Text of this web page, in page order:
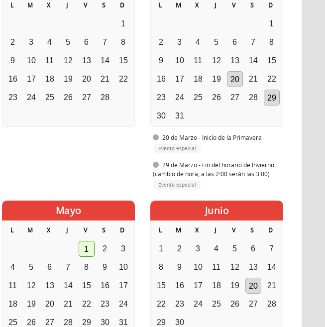
L M X J V S D
1
2 3 4 5 6 7 8
9 10 11 12 13 14 15
16 17 18 19 20 21 22
23 24 25 26 27 28
L M X J V S D
1
2 3 4 5 6 7 8
9 10 11 12 13 14 15
16 17 18 19 20 21 22
23 24 25 26 27 28 29
30 31
20 de Marzo - Inicio de la Primavera
Evento especial
29 de Marzo - Fin del horario de Invierno
(cambio de hora, a las 2:00 serán las 3:00)
Evento especial
Mayo
L M X J V S D
1 2 3
4 5 6 7 8 9 10
11 12 13 14 15 16 17
18 19 20 21 22 23 24
25 26 27 28 29 30 31
Junio
L M X J V S D
1 2 3 4 5 6 7
8 9 10 11 12 13 14
15 16 17 18 19 20 21
22 23 24 25 26 27 28
29 30